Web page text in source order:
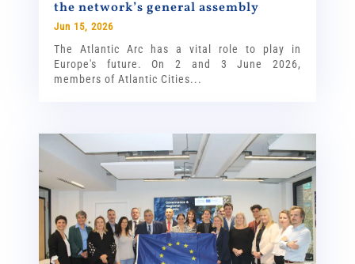
the network’s general assembly
Jun 15, 2026
The Atlantic Arc has a vital role to play in
Europe's future. On 2 and 3 June 2026,
members of Atlantic Cities...